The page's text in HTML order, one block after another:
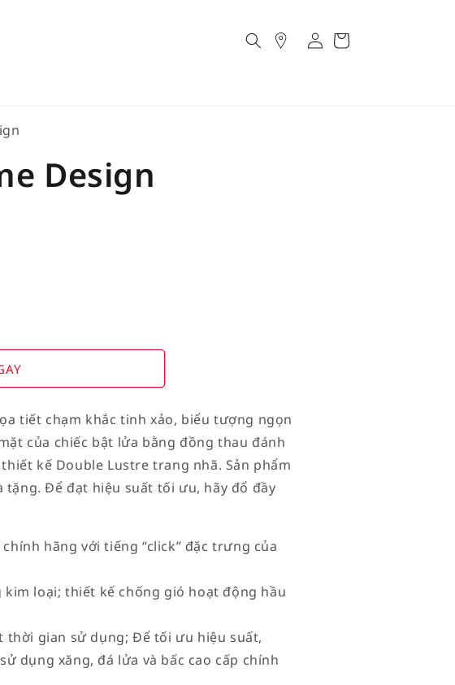
AccountCart
Design
tiết chạm khắc tinh xảo, biểu tượng ngọn
của chiếc bật lửa bằng đồng thau đánh
kế Double Lustre trang nhã. Sản phẩm
Để đạt hiệu suất tối ưu, hãy đổ đầy
hãng với tiếng “click” đặc trưng của
kim loại; thiết kế chống gió hoạt động hầu
thời gian sử dụng; Để tối ưu hiệu suất,
dụng xăng, đá lửa và bấc cao cấp chính